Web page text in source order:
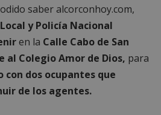
saber alcorconhoy.com,
y Policía Nacional
en la Calle Cabo de San
Colegio Amor de Dios, para
con dos ocupantes que
de los agentes.